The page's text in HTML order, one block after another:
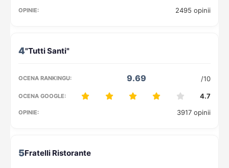
2495 opinii
4
9.69 /10
4.7
3917 opinii
5